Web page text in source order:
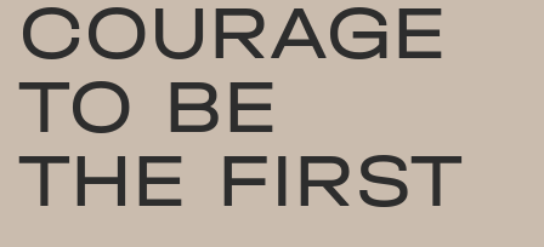
COURAGE
TO BE
THE FIRST